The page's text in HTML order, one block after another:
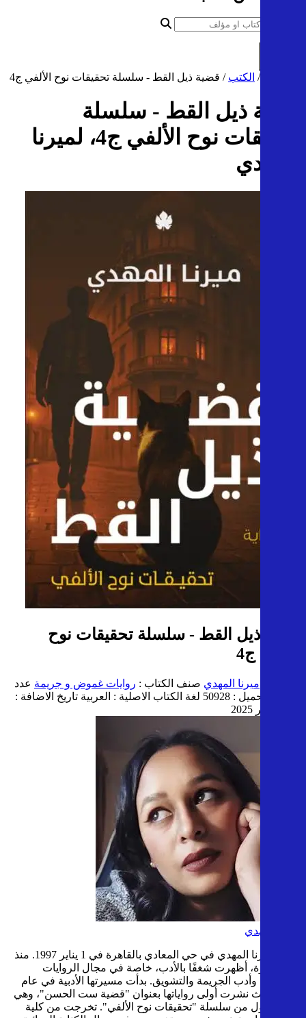
/ الكتب / قضية ذيل القط - سلسلة تحقيقات نوح الألفي ج4
قضية ذيل القط - سلسلة
تحقيقات نوح الألفي ج4، لميرنا
المهدي
قضية ذيل القط - سلسلة تحقيقات نوح
الألفي ج4
ميرنا المهدي صنف الكتاب : روايات غموض و جريمة عدد
مرات التحميل : 50928
لغة الكتاب الاصلية : العربية تاريخ الاضافة :
ميرنا المهدي
وُلدت ميرنا المهدي في حي المعادي بالقاهرة في 1 يناير 1997. منذ
سن مبكرة، أظهرت شغفًا بالأدب، خاصة في مجال الروايات
البوليسية وأدب الجريمة والتشويق. بدأت مسيرتها الأدبية في عام
2018، حيث نشرت أولى رواياتها بعنوان "قضية ست الحسن"، وهي
الجزء الأول من سلسلة "تحقيقات نوح الألفي". تخرجت من كلية